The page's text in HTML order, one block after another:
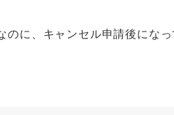
に、キャンセル申請後にな